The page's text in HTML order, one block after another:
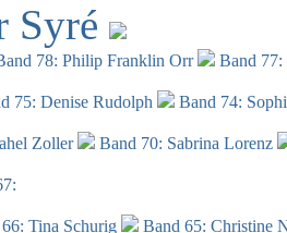
Syré
78: Philip Franklin Orr
Band
75: Denise Rudolph
Band 74:
Zoller
Band 70: Sabrina Lorenz
Tina Schurig
Band 65: Christine